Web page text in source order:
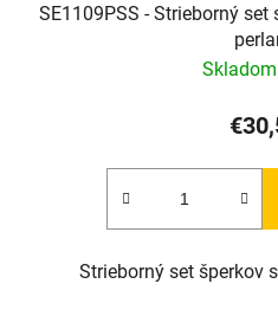
SE1109PSS - Strieborný
Skladom
Strieborný set šperkov